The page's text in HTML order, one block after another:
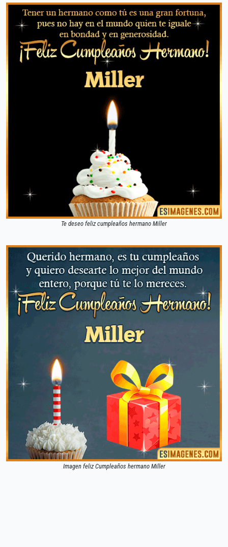
Te deseo feliz cumpleaños hermano Miller
Imagen feliz Cumpleaños hermano Miller